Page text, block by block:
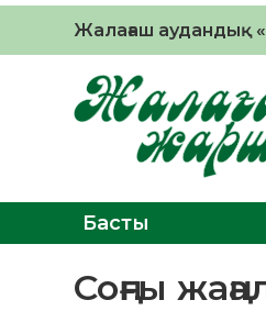
Жалағаш аудандық
Басты
Соңғы